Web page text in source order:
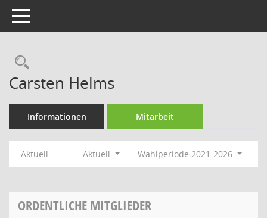
Toggle navigation
Rechercheauswahl
Carsten Helms
Informationen Mitarbeit
Aktuell Aktuell Wahlperiode 2021-2026
ORDENTLICHE MITGLIEDER